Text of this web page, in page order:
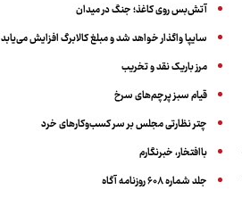
آتش‌بس روی کاغذ؛ جنگ در میدان
سایپا واگذار خواهد شد و مبلغ کالابرگ افزایش می‌یابد
مرز باریک نقد و تخریب
قیام سبز پرچم‌های سرخ
چتر نظارتی مجلس بر سر کسب‌وکارهای خرد
باافتخار، خبرنگارم
جلد شماره ۶۰۸ روزنامه آگاه